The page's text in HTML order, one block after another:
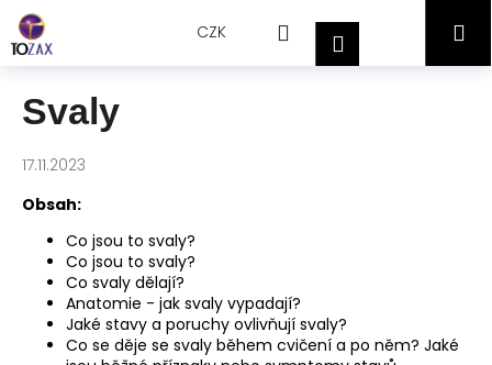
Přejít
obsah
CZK HledatPřihlášeníNákupní
Svaly
17.11.2023
Obsah:
Co jsou to svaly?
Co jsou to svaly?
Co svaly dělají?
Anatomie - jak svaly vypadají?
Jaké stavy a poruchy ovlivňují svaly?
Co se děje se svaly během cvičení a po něm? Jaké
o
C
p
o